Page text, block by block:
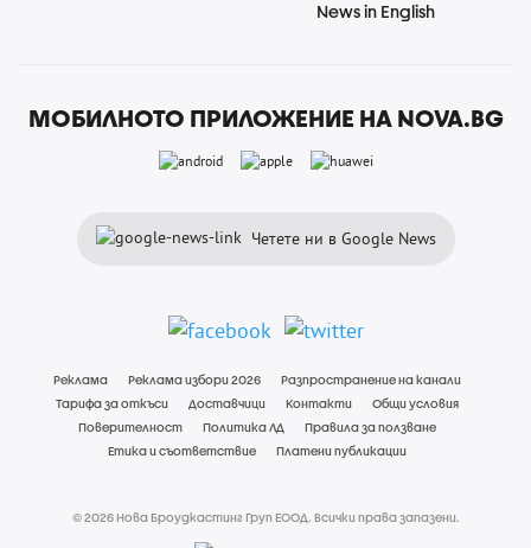
News in English
МОБИЛНОТО ПРИЛОЖЕНИЕ НА NOVA.BG
Четете ни в Google News
Реклама Реклама избори 2026
Разпространение на канали
Тарифа за откъси
Доставчици Контакти
Общи условия
Поверителност
Политика ЛД
Правила за ползване
Етика и съответствие
Платени публикации
© 2026 Нова Броудкастинг Груп ЕООД. Всички права запазени.